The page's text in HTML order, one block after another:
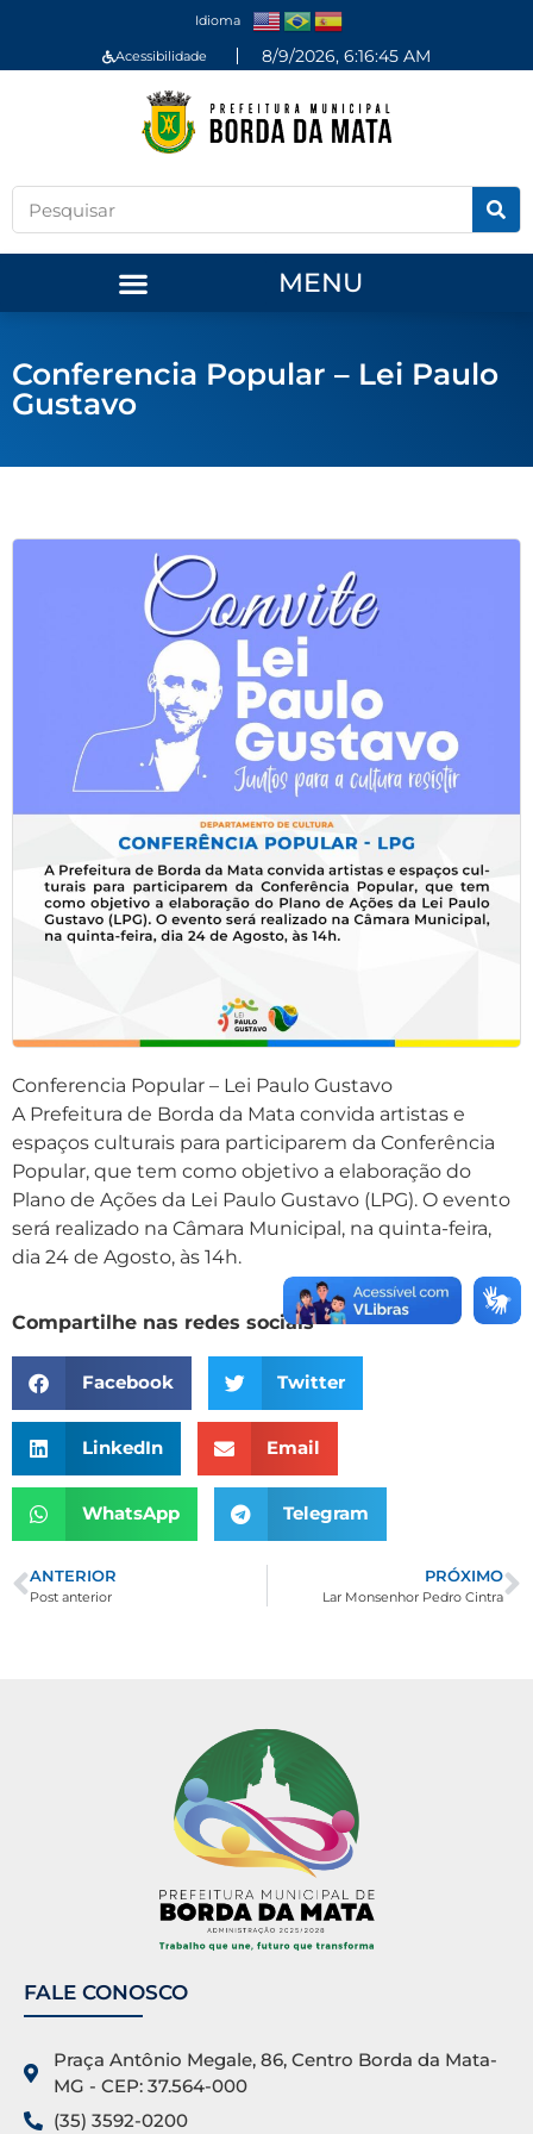
Idioma
Acessibilidade 8/9/2026, 6:16:46 AM
MENU
Conferencia Popular – Lei Paulo
Gustavo
Conferencia Popular – Lei Paulo Gustavo
A Prefeitura de Borda da Mata convida artistas e
espaços culturais para participarem da Conferência
Popular, que tem como objetivo a elaboração do
Plano de Ações da Lei Paulo Gustavo (LPG). O evento
será realizado na Câmara Municipal, na quinta-feira,
dia 24 de Agosto, às 14h.
Compartilhe nas redes sociais
Facebook Twitter
LinkedIn Email
WhatsApp Telegram
ANTERIOR
Post anterior
PRÓXIMO
Lar Monsenhor Pedro Cintra
FALE CONOSCO
Praça Antônio Megale, 86, Centro Borda da Mata-
MG - CEP: 37.564-000
(35) 3592-0200